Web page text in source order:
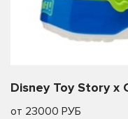
Disney Toy Story x
от 23000 РУБ